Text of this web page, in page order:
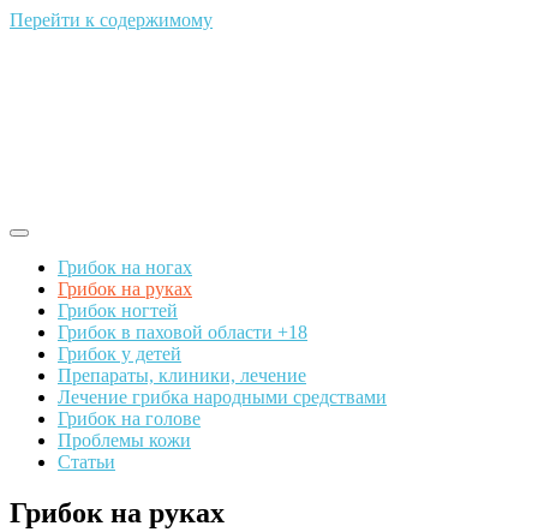
Перейти к содержимому
Грибок на ногах
Грибок на руках
Грибок ногтей
Грибок в паховой области +18
Грибок у детей
Препараты, клиники, лечение
Лечение грибка народными средствами
Грибок на голове
Проблемы кожи
Статьи
Грибок на руках